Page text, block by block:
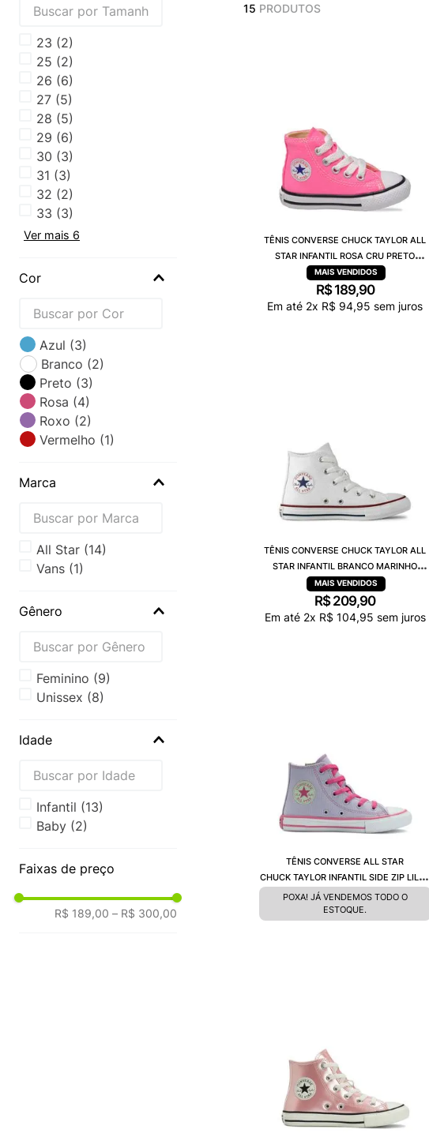
23 (2)
25 (2)
26 (6)
27 (5)
28 (5)
29 (6)
30 (3)
31 (3)
32 (2)
33 (3)
Ver mais 6
Cor
Azul (3)
Branco (2)
Preto (3)
Rosa (4)
Roxo (2)
Vermelho (1)
Marca
all star (14)
vans (1)
Gênero
Feminino (9)
Unissex (8)
Idade
Infantil (13)
Baby (2)
Faixas de preço
R$ 189,00 – R$ 300,00
15 PRODUTOS
TÊNIS CONVERSE CHUCK TAYLOR ALL
STAR INFANTIL ROSA CRU PRETO
CK00030006
R$ 189,90
Em até 2x R$ 94,95 sem juros
TÊNIS CONVERSE CHUCK TAYLOR ALL
STAR INFANTIL BRANCO MARINHO
CK00040001
R$209,90
Em até 2x R$ 104,95 sem juros
TÊNIS CONVERSE ALL STAR
CHUCK TAYLOR INFANTIL SIDE ZIP LILÁS
CK12500001
POXA! JÁ VENDEMOS TODO O
ESTOQUE.